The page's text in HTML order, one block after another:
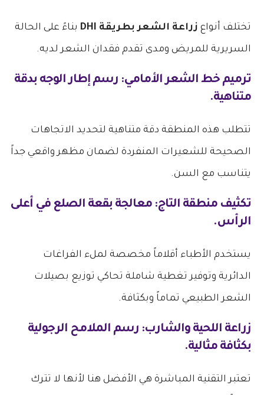
تختلف أنواع زراعة الشعر بطريقة DHI بناءً على الحالة
السريرية للمريض ومدى تقدم فقدان الشعر لديه.
ترميم خط الشعر الأمامي: رسم إطار الوجه بدقة
متناهية.
تتطلب هذه المنطقة دقة متناهية لتحديد الاتجاهات
الصحيحة للشعيرات المنفردة لضمان مظهر واقعي جداً
يتناسب مع السن.
تكثيف منطقة التاج: معالجة بقعة الصلع في أعلى
الرأس.
يستخدم الأطباء أقلاماً مخصصة لملء الفراغات
الدائرية وتوفير تغطية شاملة تحاكي توزيع بصيلات
الشعر الطبيعي تماماً وبكثافة.
زراعة اللحية والشارب: رسم الملامح الرجولية
بكثافة مثالية.
تعتبر التقنية المباشرة هي الأفضل هنا لأنها لا تترك